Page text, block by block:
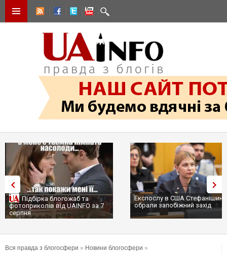
Підбірка блогожаб та
фотоприколів від UAINFO за 7
серпня
Експослу в США
обрали запобіжний захід
Вся правда з блогосфери » Новини блогосфери »